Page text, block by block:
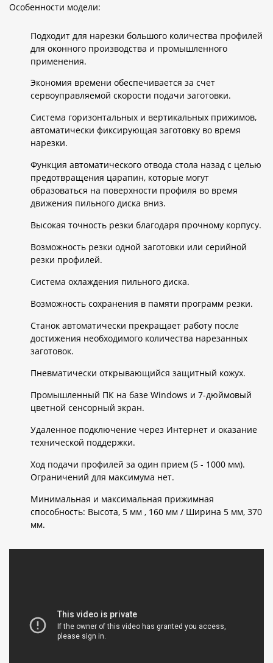
Особенности модели:
Подходит для нарезки большого количества профилей
для оконного производства и промышленного
применения.
Экономия времени обеспечивается за счет
сервоуправляемой скорости подачи заготовки.
Система горизонтальных и вертикальных прижимов,
автоматически фиксирующая заготовку во время
нарезки.
Функция автоматического отвода стола назад с целью
предотвращения царапин, которые могут
образоваться на поверхности профиля во время
движения пильного диска вниз.
Высокая точность резки благодаря прочному корпусу.
Возможность резки одной заготовки или серийной
резки профилей.
Система охлаждения пильного диска.
Возможность сохранения в памяти программ резки.
Станок автоматически прекращает работу после
достижения необходимого количества нарезанных
заготовок.
Пневматически открывающийся защитный кожух.
Промышленный ПК на базе Windows и 7-дюймовый
цветной сенсорный экран.
Удаленное подключение через Интернет и оказание
технической поддержки.
Ход подачи профилей за один прием (5 - 1000 мм).
Ограничений для максимума нет.
Минимальная и максимальная прижимная
способность: Высота, 5 мм , 160 мм / Ширина 5 мм, 370
мм.